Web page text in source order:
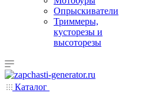
Опрыскиватели
Триммеры,
кусторезы и
высоторезы
Каталог